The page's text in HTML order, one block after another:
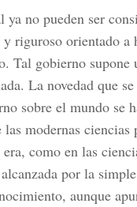
no pueden ser
riguroso orientado a
Tal gobierno
La novedad que
sobre el mundo se
modernas
como en las
por la
aunque